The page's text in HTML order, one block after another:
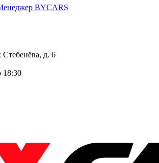
BYCARS
д. 6
18:30